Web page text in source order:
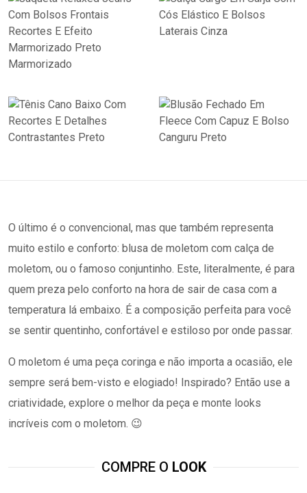
O último é o convencional, mas que também representa
muito estilo e conforto: blusa de moletom com calça de
moletom, ou o famoso conjuntinho. Este, literalmente, é para
quem preza pelo conforto na hora de sair de casa com a
temperatura lá embaixo. É a composição perfeita para você
se sentir quentinho, confortável e estiloso por onde passar.
O moletom é uma peça coringa e não importa a ocasião, ele
sempre será bem-visto e elogiado! Inspirado? Então use a
criatividade, explore o melhor da peça e monte looks
incríveis com o moletom. 😉
COMPRE O LOOK